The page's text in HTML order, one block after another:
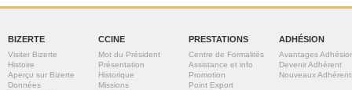
BIZERTE
Visiter Bizerte
Histoire
Aperçu sur Bizerte
Données
CCINE
Mot du Président
Présentation
Historique
Missions
PRESTATIONS
Centre de Formalités
Assistance et info
Promotion
Point Export
ADHÉSION
Avantages
Devenir Adhérent
Nouveaux